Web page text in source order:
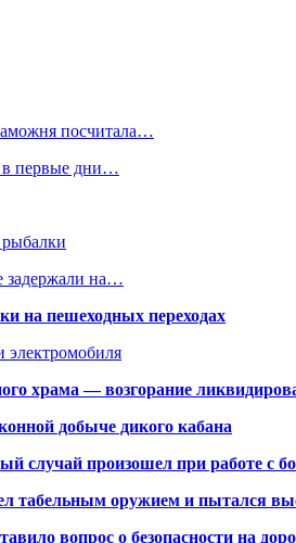
посчитала…
в первые дни…
задержали на…
на пешеходных переходах
электромобиля
храма — возгорание
добыче дикого кабана
случай произошел при работе с
оружием и пытался
вопрос о безопасности на